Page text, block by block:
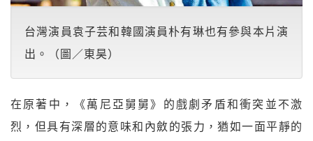
台灣演員袁子芸和韓國演員朴有琳也有參與本片演
出。（圖／東昊）
在原著中，《萬尼亞舅舅》的戲劇矛盾和衝突並不激
烈，但具有深層的意味和內斂的張力，猶如一面平靜的